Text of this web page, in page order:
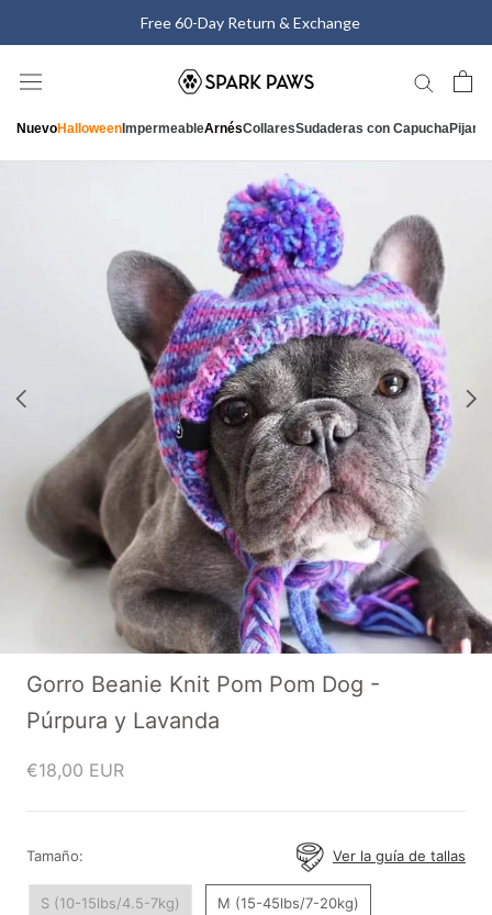
Free 60-Day Return & Exchange
NuevoHalloween ImpermeableArnésCollaresSudaderas con Capucha
Gorro Beanie Knit Pom Pom Dog -
Púrpura y Lavanda
€18,00 EUR
Tamaño: Ver la guía de tallas
S (10-15lbs/4.5-7kg) M (15-45lbs/7-20kg)